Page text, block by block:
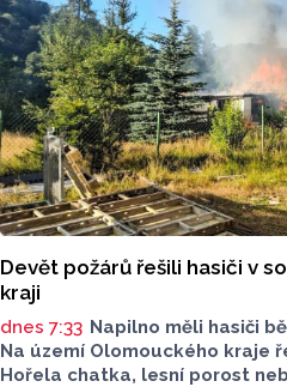
Devět požárů řešili hasiči v
kraji
dnes 7:33 Napilno měli hasiči
Na území Olomouckého kraje
Hořela chatka, lesní porost